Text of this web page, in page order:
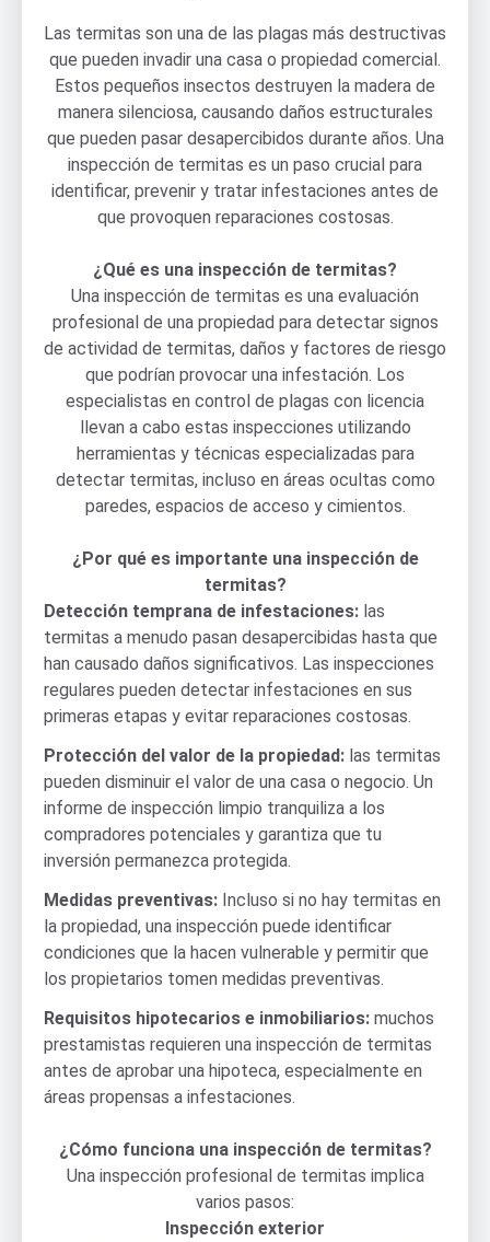
Las termitas son una de las plagas más destructivas
que pueden invadir una casa o propiedad comercial.
Estos pequeños insectos destruyen la madera de
manera silenciosa, causando daños estructurales
que pueden pasar desapercibidos durante años. Una
inspección de termitas es un paso crucial para
identificar, prevenir y tratar infestaciones antes de
que provoquen reparaciones costosas.
¿Qué es una inspección de termitas?
Una inspección de termitas es una evaluación
profesional de una propiedad para detectar signos
de actividad de termitas, daños y factores de riesgo
que podrían provocar una infestación. Los
especialistas en control de plagas con licencia
llevan a cabo estas inspecciones utilizando
herramientas y técnicas especializadas para
detectar termitas, incluso en áreas ocultas como
paredes, espacios de acceso y cimientos.
¿Por qué es importante una inspección de
termitas?
Detección temprana de infestaciones: las
termitas a menudo pasan desapercibidas hasta que
han causado daños significativos. Las inspecciones
regulares pueden detectar infestaciones en sus
primeras etapas y evitar reparaciones costosas.
Protección del valor de la propiedad: las termitas
pueden disminuir el valor de una casa o negocio. Un
informe de inspección limpio tranquiliza a los
compradores potenciales y garantiza que tu
inversión permanezca protegida.
Medidas preventivas: Incluso si no hay termitas en
la propiedad, una inspección puede identificar
condiciones que la hacen vulnerable y permitir que
los propietarios tomen medidas preventivas.
Requisitos hipotecarios e inmobiliarios: muchos
prestamistas requieren una inspección de termitas
antes de aprobar una hipoteca, especialmente en
áreas propensas a infestaciones.
¿Cómo funciona una inspección de termitas?
Una inspección profesional de termitas implica
varios pasos:
Inspección exterior